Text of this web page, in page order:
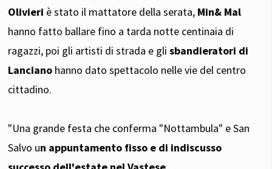
Olivieri è stato il mattatore della serata, Min& Mal
hanno fatto ballare fino a tarda notte centinaia di
ragazzi, poi gli artisti di strada e glisbandieratori di
Lanciano hanno dato spettacolo nelle vie del centro
cittadino.
"Una grande festa che conferma "Nottambula" e San
Salvo un appuntamento fisso e di indiscusso